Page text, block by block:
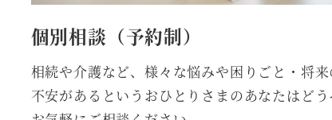
個別相談（予約制）
相続や介護など、様々な悩みや困りごと・将来
不安があるというおひとりさまのあなたはどう